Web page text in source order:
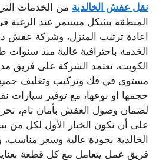
نقل عفش الخالدية من الخدمات
المنطقة بشكل مستمر عند الرغبة
اعادة ترتيب المنزل، وشركة عفش
الخدمة باحترافية عالية منذ سنوات
الكويت، تعتمد الشركة على فريق
مستوى في فك وتركيب وتغليف
حجمها او نوعها، مع توفير سيارات
لضمان وصول العفش بأمان تام،
على أن تكون الخيار الأول لكل
الخالدية بجودة عالية وسعر
فريق عمل يتعامل مع كل قطعة